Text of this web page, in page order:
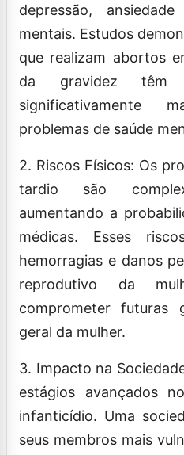
depressão,
mentais. Estudos
que realizam abortos
da gravidez têm
significativamente
problemas de saúde
2. Riscos Físicos: Os
tardio são
aumentando a
médicas. Esses
hemorragias e danos
reprodutivo da
comprometer futuras
geral da mulher.
3. Impacto na
estágios avançados
infanticídio. Uma
seus membros mais